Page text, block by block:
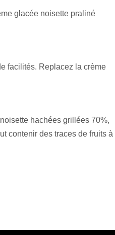
glacée noisette praliné
facilités. Replacez la crème
hachées grillées 70%,
contenir des traces de fruits à